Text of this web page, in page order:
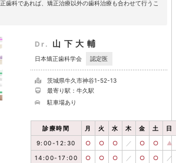
歯科であれば、矯正治療以外の歯科治療も合わせて行うこ
Dr. 山下大輔
日本矯正歯科学会 認定医
茨城県牛久市神谷1-52-13
最寄り駅：牛久駅
駐車場あり
診療時間 月 火 水 木 金 土 日
9:00-12:30 ○ ○ ○ ／ ○ ○ ▲
14:00-17:00 ○ ○ ○ ／ ○ ○ ／